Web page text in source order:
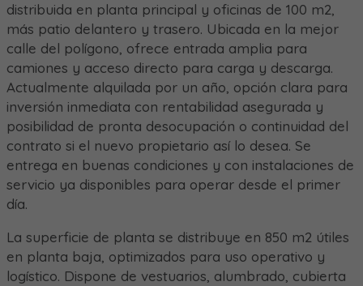
distribuida en planta principal y oficinas de 100 m2,
más patio delantero y trasero. Ubicada en la mejor
calle del polígono, ofrece entrada amplia para
camiones y acceso directo para carga y descarga.
Actualmente alquilada por un año, opción clara para
inversión inmediata con rentabilidad asegurada y
posibilidad de pronta desocupación o continuidad del
contrato si el nuevo propietario así lo desea. Se
entrega en buenas condiciones y con instalaciones de
servicio ya disponibles para operar desde el primer
día.
La superficie de planta se distribuye en 850 m2 útiles
en planta baja, optimizados para uso operativo y
logístico. Dispone de vestuarios, alumbrado, cubierta